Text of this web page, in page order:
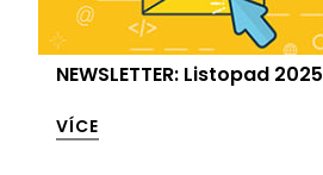
NEWSLETTER: Listopad 2025
VÍCE